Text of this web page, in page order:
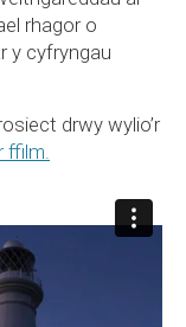
rhagor o
y cyfryngau
drwy wylio’r
ffilm.